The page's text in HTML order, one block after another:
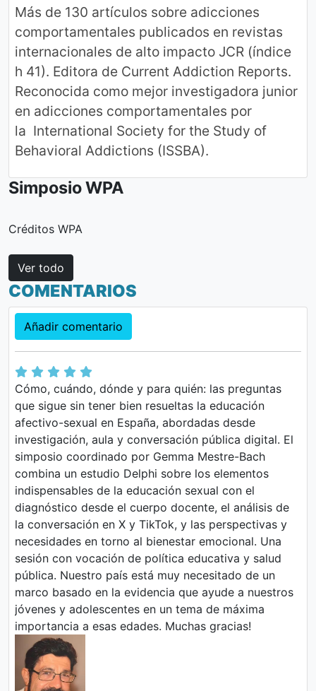
Más de 130 artículos sobre adicciones
comportamentales publicados en revistas
internacionales de alto impacto JCR (índice
h 41). Editora de Current Addiction Reports.
Reconocida como mejor investigadora junior
en adicciones comportamentales por
la International Society for the Study of
Behavioral Addictions (ISSBA).
Simposio WPA
Créditos WPA
Ver todo
COMENTARIOS
Añadir comentario
Cómo, cuándo, dónde y para quién: las preguntas
que sigue sin tener bien resueltas la educación
afectivo-sexual en España, abordadas desde
investigación, aula y conversación pública digital. El
simposio coordinado por Gemma Mestre-Bach
combina un estudio Delphi sobre los elementos
indispensables de la educación sexual con el
diagnóstico desde el cuerpo docente, el análisis de
la conversación en X y TikTok, y las perspectivas y
necesidades en torno al bienestar emocional. Una
sesión con vocación de política educativa y salud
pública. Nuestro país está muy necesitado de un
marco basado en la evidencia que ayude a nuestros
jóvenes y adolescentes en un tema de máxima
importancia a esas edades. Muchas gracias!